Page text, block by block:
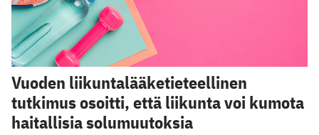
Vuoden liikuntalääketieteellinen
tutkimus osoitti, että liikunta voi kumota
haitallisia solumuutoksia